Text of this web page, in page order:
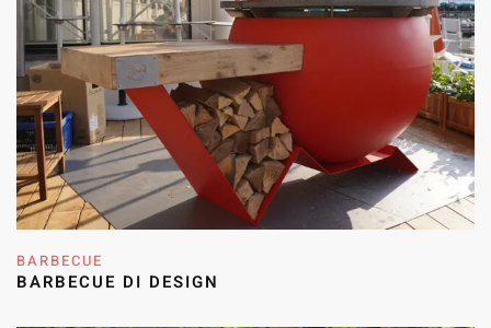
BARBECUE
BARBECUE DI DESIGN